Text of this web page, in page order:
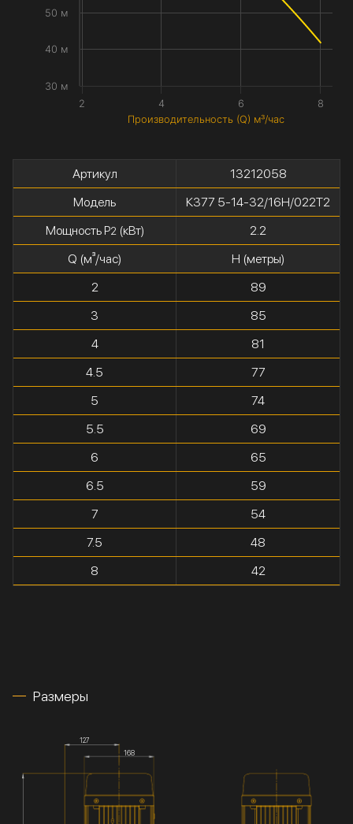
Производительность (Q) м³/час
2 4 6 8
30 м
40 м
50 м
Артикул
13212058
Модель
К377 5-14-32/16Н/022Т2
Мощность P2(кВт)
2.2
Q (м³/час)
H (метры)
2
89
3
85
4
81
4.5
77
5
74
5.5
69
6
65
6.5
59
7
54
7.5
48
8
42
Размеры
127
168